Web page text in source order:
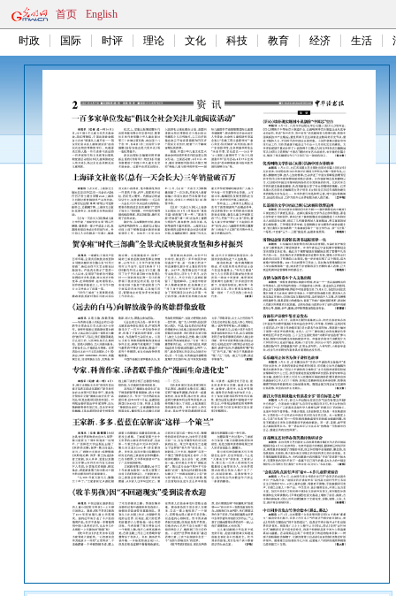
首页 English
时政 国际 时评 理论 文化 科技 教育 经济 生活